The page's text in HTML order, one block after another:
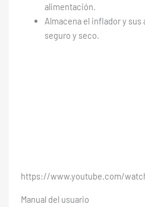
alimentación.
Almacena el inflador y
seguro y seco.
https://www.youtube.com/
Manual del usuario